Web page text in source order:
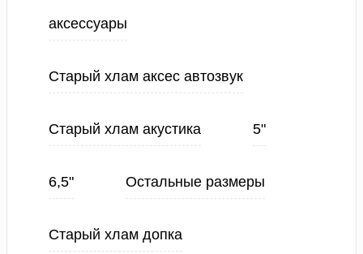
аксессуары
Старый хлам аксес автозвук
Старый хлам акустика 5"
6,5" Остальные размеры
Старый хлам допка